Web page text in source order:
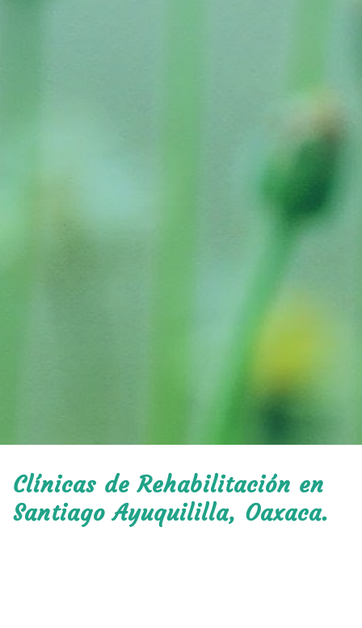
Clínicas de Rehabilitación en
Santiago Ayuquililla, Oaxaca.